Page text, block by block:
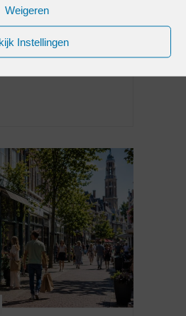
Weigeren
Instellingen
ABN AMRO
2026-
WIE PAKT DE